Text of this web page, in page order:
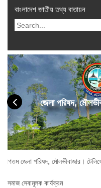
বাংলাদেশ জাতীয় তথ্য বাতায়ন
জেলা পরিষদ,
পরিষদ, মৌলভীবাজার। টেলিফোন নং
সমাজ সেবামূলক কার্যক্রম